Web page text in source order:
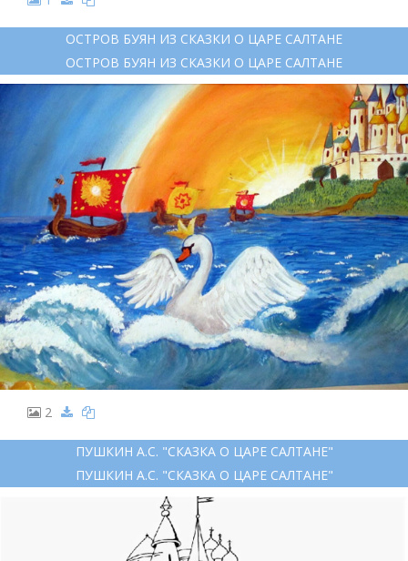
ОСТРОВ БУЯН ИЗ СКАЗКИ О ЦАРЕ САЛТАНЕ
ОСТРОВ БУЯН ИЗ СКАЗКИ О ЦАРЕ САЛТАНЕ
2
ПУШКИН А.С. "СКАЗКА О ЦАРЕ САЛТАНЕ"
ПУШКИН А.С. "СКАЗКА О ЦАРЕ САЛТАНЕ"